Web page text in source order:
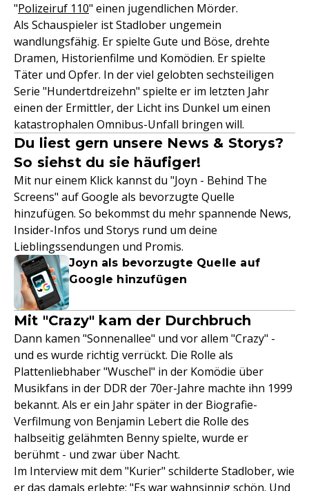
"Polizeiruf 110" einen jugendlichen Mörder.
Als Schauspieler ist Stadlober ungemein
wandlungsfähig. Er spielte Gute und Böse, drehte
Dramen, Historienfilme und Komödien. Er spielte
Täter und Opfer. In der viel gelobten sechsteiligen
Serie "Hundertdreizehn" spielte er im letzten Jahr
einen der Ermittler, der Licht ins Dunkel um einen
katastrophalen Omnibus-Unfall bringen will.
Du liest gern unsere News & Storys?
So siehst du sie häufiger!
Mit nur einem Klick kannst du "Joyn - Behind The
Screens" auf Google als bevorzugte Quelle
hinzufügen. So bekommst du mehr spannende News,
Insider-Infos und Storys rund um deine
Lieblingssendungen und Promis.
Joyn als bevorzugte Quelle auf
Google hinzufügen
Mit "Crazy" kam der Durchbruch
Dann kamen "Sonnenallee" und vor allem "Crazy" -
und es wurde richtig verrückt. Die Rolle als
Plattenliebhaber "Wuschel" in der Komödie über
Musikfans in der DDR der 70er-Jahre machte ihn 1999
bekannt. Als er ein Jahr später in der Biografie-
Verfilmung von Benjamin Lebert die Rolle des
halbseitig gelähmten Benny spielte, wurde er
berühmt - und zwar über Nacht.
Im Interview mit dem "Kurier" schilderte Stadlober, wie
er das damals erlebte: "Es war wahnsinnig schön. Und